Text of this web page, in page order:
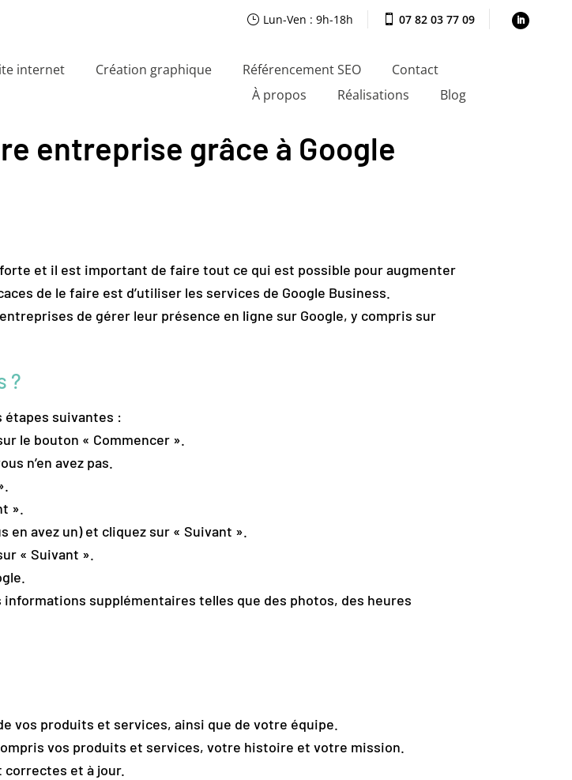
} Lun-Ven : 9h-18h  07 82 03 77 09
internet Création graphique Référencement SEO
Contact
À propos
Réalisations Blog
entreprise grâce à Google
et il est important de faire tout ce qui est possible pour augmenter
de le faire est d’utiliser les services de Google Business.
de gérer leur présence en ligne sur Google, y compris sur
?
étapes suivantes :
le bouton « Commencer ».
n’en avez pas.
».
en avez un) et cliquez sur « Suivant ».
« Suivant ».
supplémentaires telles que des photos, des heures
vos produits et services, ainsi que de votre équipe.
vos produits et services, votre histoire et votre mission.
et à jour.